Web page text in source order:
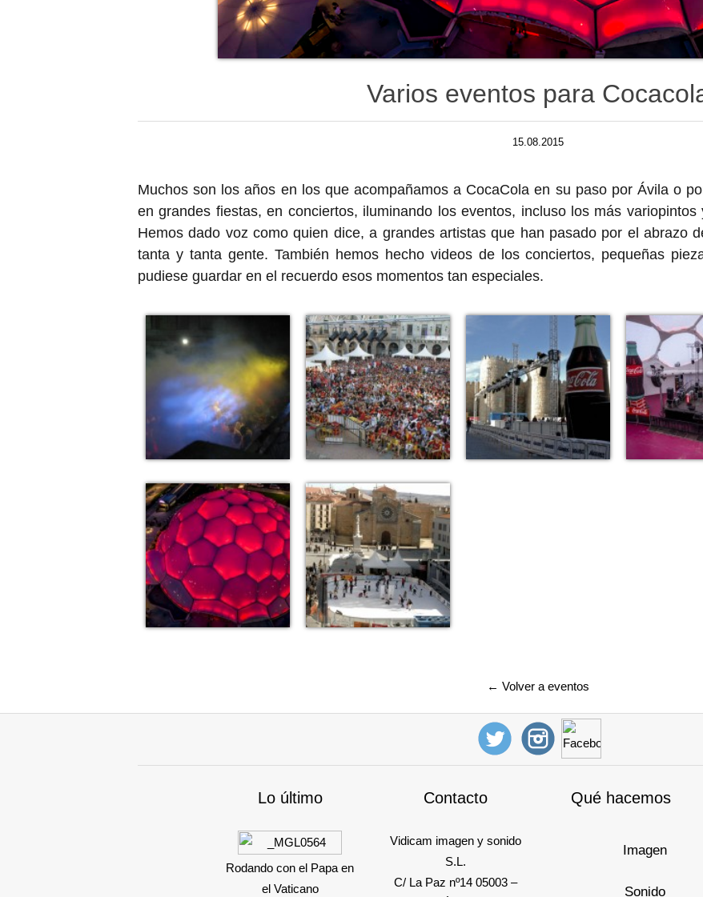
Varios eventos para
15.08.2015
Muchos son los años en los que acompañamos a CocaCola en su paso por Ávila o
en grandes fiestas, en conciertos, iluminando los eventos, incluso los más
Hemos dado voz como quien dice, a grandes artistas que han pasado por el abrazo
tanta y tanta gente. También hemos hecho videos de los conciertos, pequeñas
pudiese guardar en el recuerdo esos momentos tan especiales.
← Volver a eventos
Lo último
Rodando con el Papa en
el Vaticano
Contacto
Vidicam imagen y sonido
S.L.
C/ La Paz nº14 05003 –
Qué hacemos
Imagen
Sonido